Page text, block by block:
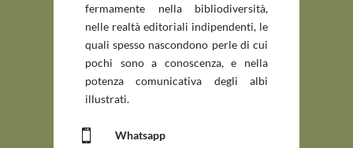
fermamente nella bibliodiversità,
nelle realtà editoriali indipendenti, le
quali spesso nascondono perle di cui
pochi sono a conoscenza, e nella
potenza comunicativa degli albi
illustrati.
 Whatsapp